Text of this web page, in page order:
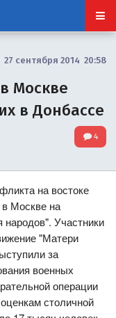
27 сентября 2014 20:58
Москве
в Донбассе
4
на востоке
Москве на
народов". Участники
"Матери
за
военных
операции
столичной